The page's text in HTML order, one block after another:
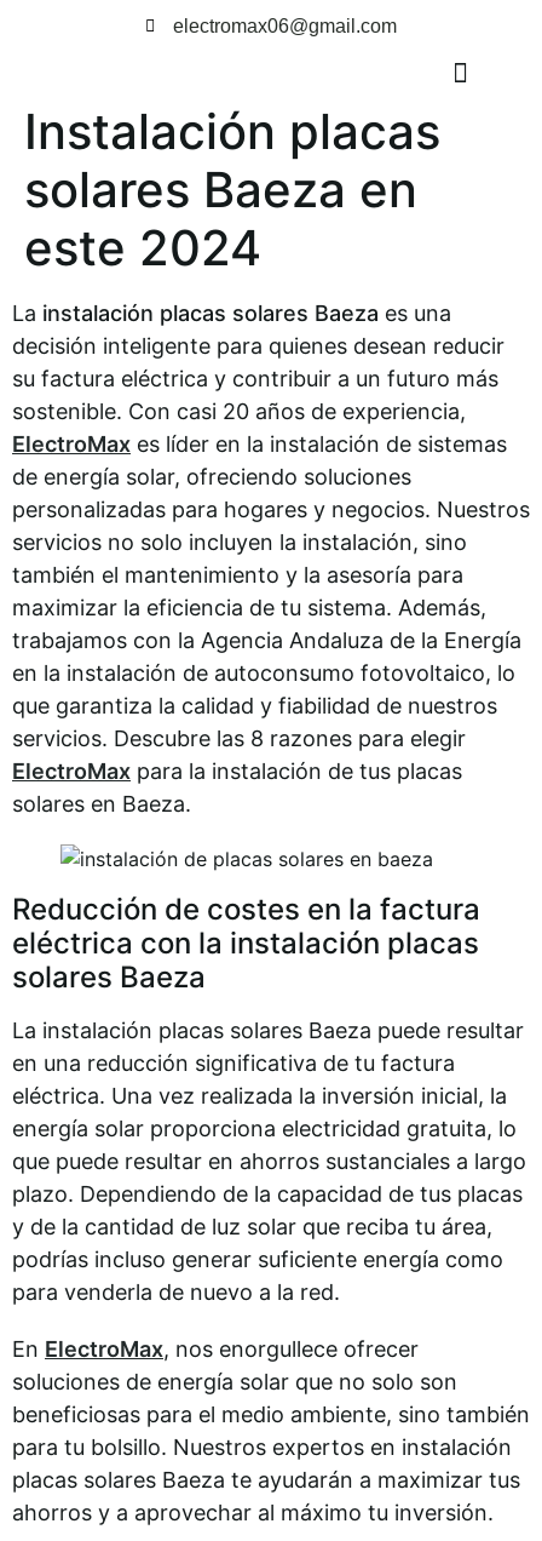
electromax06@gmail.com
Instalación placas
solares Baeza en
este 2024
La instalación placas solares Baeza es una
decisión inteligente para quienes desean reducir
su factura eléctrica y contribuir a un futuro más
sostenible. Con casi 20 años de experiencia,
ElectroMax es líder en la instalación de sistemas
de energía solar, ofreciendo soluciones
personalizadas para hogares y negocios. Nuestros
servicios no solo incluyen la instalación, sino
también el mantenimiento y la asesoría para
maximizar la eficiencia de tu sistema. Además,
trabajamos con la Agencia Andaluza de la Energía
en la instalación de autoconsumo fotovoltaico, lo
que garantiza la calidad y fiabilidad de nuestros
servicios. Descubre las 8 razones para elegir
ElectroMax para la instalación de tus placas
solares en Baeza.
Reducción de costes en la factura
eléctrica con la instalación placas
solares Baeza
La instalación placas solares Baeza puede resultar
en una reducción significativa de tu factura
eléctrica. Una vez realizada la inversión inicial, la
energía solar proporciona electricidad gratuita, lo
que puede resultar en ahorros sustanciales a largo
plazo. Dependiendo de la capacidad de tus placas
y de la cantidad de luz solar que reciba tu área,
podrías incluso generar suficiente energía como
para venderla de nuevo a la red.
En ElectroMax, nos enorgullece ofrecer
soluciones de energía solar que no solo son
beneficiosas para el medio ambiente, sino también
para tu bolsillo. Nuestros expertos en instalación
placas solares Baeza te ayudarán a maximizar tus
ahorros y a aprovechar al máximo tu inversión.